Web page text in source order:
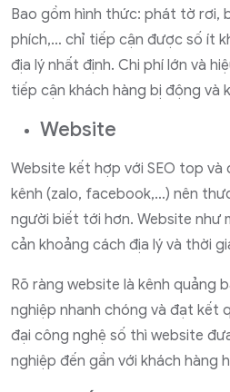
Bao gồm hình thức: phát tờ rơi,
phích,… chỉ tiếp cận được số ít
địa lý nhất định. Chi phí lớn và
tiếp cận khách hàng bị động và
Website
Website kết hợp với SEO top
kênh (zalo, facebook,…) nên
người biết tới hơn. Website như
cản khoảng cách địa lý và thời
Rõ ràng website là kênh quảng
nghiệp nhanh chóng và đạt kết
đại công nghệ số thì website
nghiệp đến gần với khách hàng